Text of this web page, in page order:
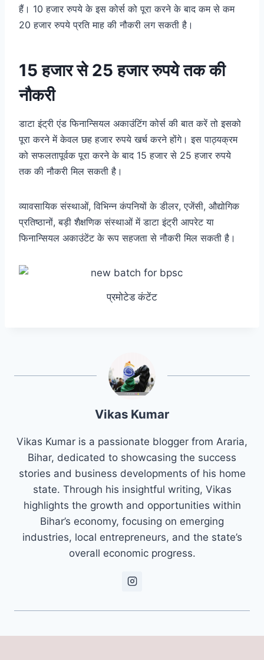
हैं। 10 हजार रुपये के इस कोर्स को पूरा करने के बाद कम से कम
20 हजार रुपये प्रति माह की नौकरी लग सकती है।
15 हजार से 25 हजार रुपये तक की
नौकरी
डाटा इंट्री एंड फिनान्सियल अकाउंटिंग कोर्स की बात करें तो इसको
पूरा करने में केवल छह हजार रुपये खर्च करने होंगे। इस पाठ्यक्रम
को सफलतापूर्वक पूरा करने के बाद 15 हजार से 25 हजार रुपये
तक की नौकरी मिल सकती है।
व्यावसायिक संस्थाओं, विभिन्न कंपनियों के डीलर, एजेंसी, औद्योगिक
प्रतिष्ठानों, बड़ी शैक्षणिक संस्थाओं में डाटा इंट्री आपरेट या
फिनान्सियल अकाउंटेंट के रूप सहजता से नौकरी मिल सकती है।
प्रमोटेड कंटेंट
Vikas Kumar
Vikas Kumar is a passionate blogger from Araria,
Bihar, dedicated to showcasing the success
stories and business developments of his home
state. Through his insightful writing, Vikas
highlights the growth and opportunities within
Bihar’s economy, focusing on emerging
industries, local entrepreneurs, and the state’s
overall economic progress.